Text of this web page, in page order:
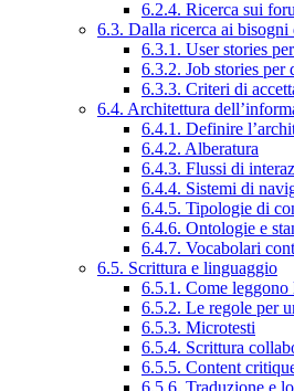
6.2.4. Ricerca sui
6.3. Dalla ricerca ai bisogni
6.3.1. User stories
6.3.2. Job stories per
6.3.3. Criteri di
6.4. Architettura
6.4.1. Definire
6.4.2. Alberatura
6.4.3. Flussi di
6.4.4. Sistemi di
6.4.5. Tipologie di
6.4.6. Ontologie e
6.4.7. Vocabolari
6.5. Scrittura e linguaggio
6.5.1. Come leggono
6.5.2. Le regole per
6.5.3. Microtesti
6.5.4. Scrittura
6.5.5. Content
6.5.6. Traduzione e